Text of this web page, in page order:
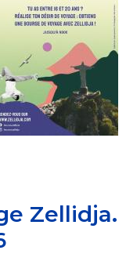
Zellidja.